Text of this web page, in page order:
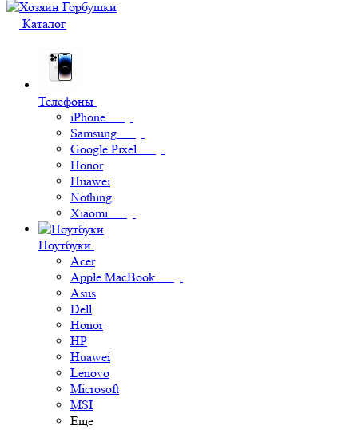
Каталог
Телефоны
iPhone
Samsung
Google Pixel
Honor
Huawei
Nothing
Xiaomi
Ноутбуки
Acer
Apple MacBook
Asus
Dell
Honor
HP
Huawei
Lenovo
Microsoft
MSI
Еще